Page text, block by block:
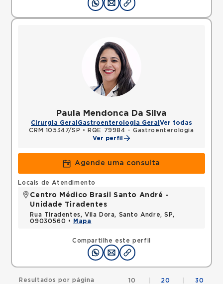
Paula Mendonca Da Silva
Cirurgia Geral Gastroenterologia Geral Ver todas
CRM 105347/SP •
RQE 79984 - Gastroenterologia
Ver perfil
Agende uma consulta
Compartilhe este perfil
Locais de Atendimento
Centro Médico Brasil Santo André -
Unidade Tiradentes
Rua Tiradentes, Vila Dora, Santo Andre, SP,
09030560 •
Mapa
Resultados por página 10 20 30